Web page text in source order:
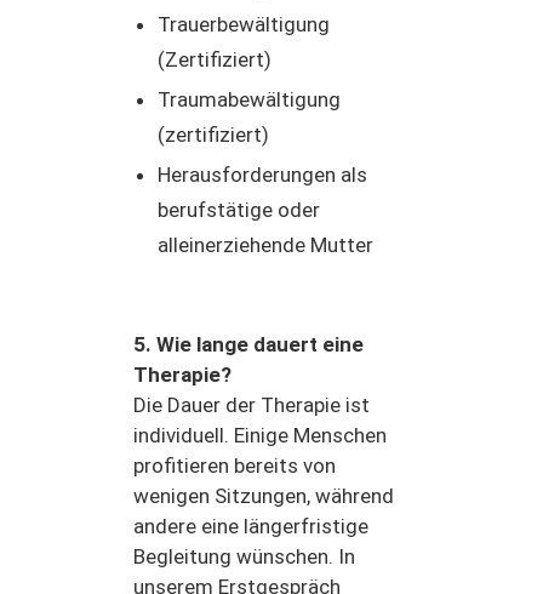
Trauerbewältigung
(Zertifiziert)
Traumabewältigung
(zertifiziert)
Herausforderungen als
berufstätige oder
alleinerziehende Mutter
5. Wie lange dauert eine
Therapie?
Die Dauer der Therapie ist
individuell. Einige Menschen
profitieren bereits von
wenigen Sitzungen, während
andere eine längerfristige
Begleitung wünschen. In
unserem Erstgespräch